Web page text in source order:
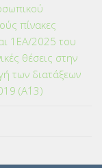
πίνακες
1ΕΑ/2025 του
θέσεις στην
των διατάξεων
(Α΄13)